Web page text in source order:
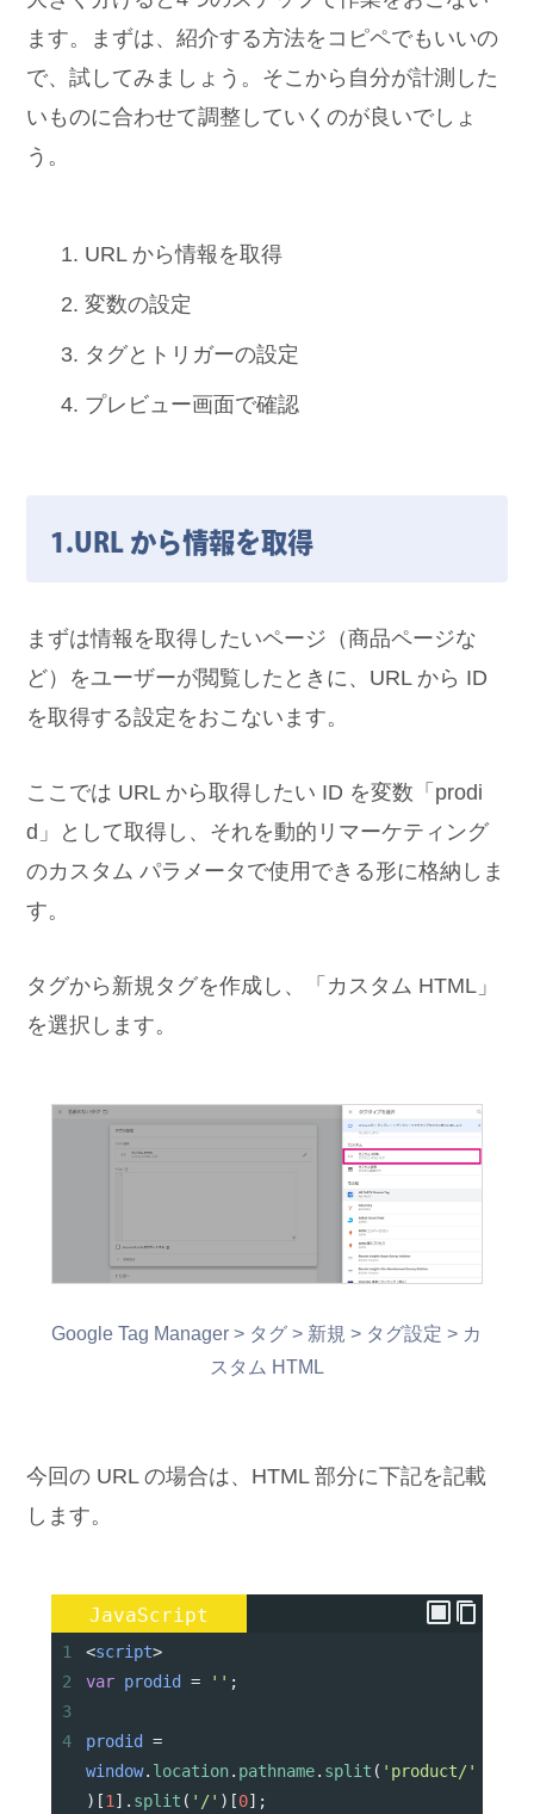
ます。まずは、紹介する方法をコピペでもいいの
で、試してみましょう。そこから自分が計測した
いものに合わせて調整していくのが良いでしょ
う。
URL から情報を取得
変数の設定
タグとトリガーの設定
プレビュー画面で確認
1.URL から情報を取得
まずは情報を取得したいページ（商品ページな
ど）をユーザーが閲覧したときに、URL から ID
を取得する設定をおこないます。
ここでは URL から取得したい ID を変数「prodi
d」として取得し、それを動的リマーケティング
のカスタム パラメータで使用できる形に格納しま
す。
タグから新規タグを作成し、「カスタム HTML」
を選択します。
Google Tag Manager > タグ > 新規 > タグ設定 > カ
スタム HTML
今回の URL の場合は、HTML 部分に下記を記載
します。
JavaScript
1 <script>
2
var prodid = '' ;
3
4
prodid
=
window. location. pathname. split ( 'product/'
)[1 ]. split ( '/' )[0];